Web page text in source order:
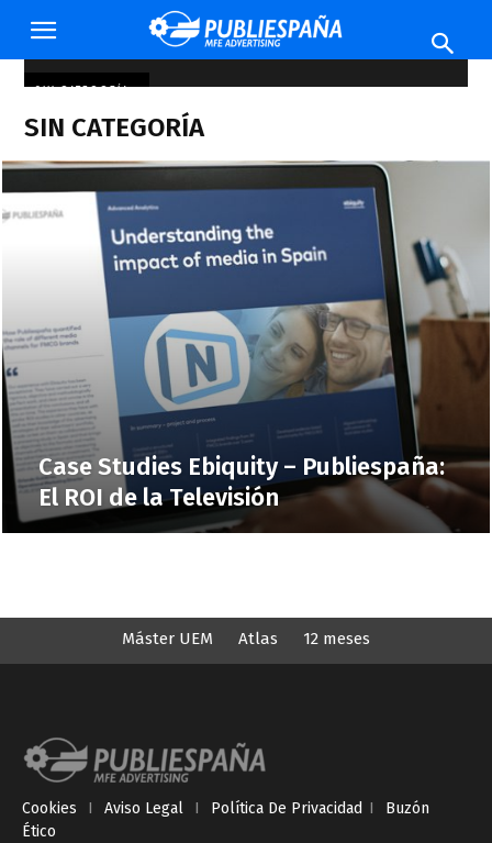
Publiespaña
SIN CATEGORÍA
SIN CATEGORÍA
Case Studies Ebiquity – Publiespaña:
El ROI de la Televisión
Máster UEM Atlas 12 meses
Cookies I Aviso Legal I Política De Privacidad I
Buzón
Ético